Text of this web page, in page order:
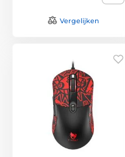
Vergelijken